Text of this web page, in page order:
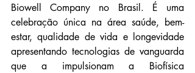
Biowell Company no Brasil. É uma
celebração única na área saúde, bem-
estar, qualidade de vida e longevidade
apresentando tecnologias de vanguarda
que a impulsionam a Biofísica